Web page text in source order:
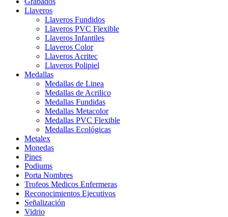
Llaveros
Llaveros Fundidos
Llaveros PVC Flexible
Llaveros Infantiles
Llaveros Color
Llaveros Acritec
Llaveros Polipiel
Medallas
Medallas de Linea
Medallas de Acrilico
Medallas Fundidas
Medallas Metacolor
Medallas PVC Flexible
Medallas Ecológicas
Metalex
Monedas
Pines
Podiums
Porta Nombres
Trofeos Medicos Enfermeras
Reconocimientos Ejecutivos
Señalización
Vidrio